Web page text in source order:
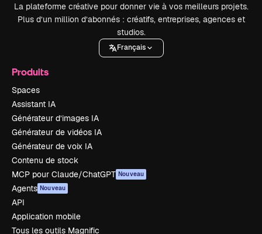
La plateforme créative pour donner vie à vos meilleurs projets.
Plus d’un million d’abonnés : créatifs, entreprises, agences et
studios.
Français
Produits
Spaces
Assistant IA
Générateur d’images IA
Générateur de vidéos IA
Générateur de voix IA
Contenu de stock
MCP pour Claude/ChatGPT Nouveau
Agents Nouveau
API
Application mobile
Tous les outils Magnific